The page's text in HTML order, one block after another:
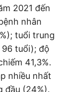
2021 đến
nhân
tuổi trung
tuổi); độ
41,3%.
nhiều nhất
đầu (24%).